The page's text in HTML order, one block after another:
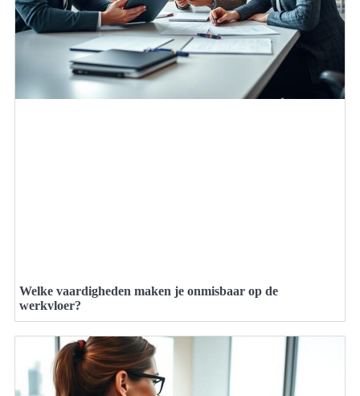
Welke vaardigheden maken je onmisbaar op de
werkvloer?